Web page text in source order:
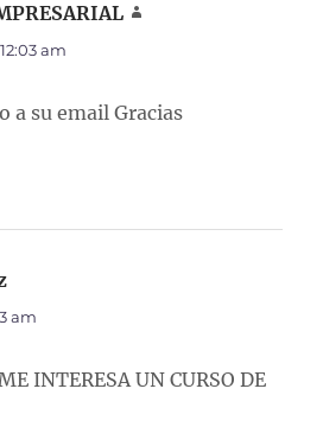
am
a su email Gracias
am
INTERESA UN CURSO DE